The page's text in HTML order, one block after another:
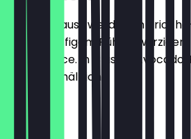
Sandwich aus zwei dicken
cremig fluffigem Rührei,
Mayo-Sauce. In Classic,
Salmon erhältlich
11,90 €